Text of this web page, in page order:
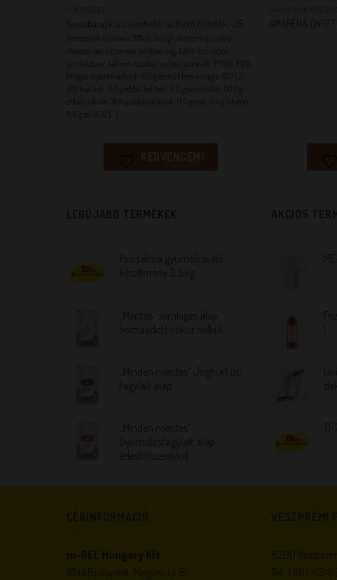
Kajszibarack ízű kenhető/süthető töltelék -35
Összetevők almavelő 33%, cukor, glükóz szirup, ivóvíz,
étkezési sav: citromsav, sűrítőanyag: E440 (citrusból),
tartósítószer: kálium-szorbát, aroma, színezék: E160b, E120
Átlagos tápértékadatok 100 g termékben energia: 873 kJ/
205 kcal zsír: 0,0 g ebből telített: 0,0 g szénhidrát: 50,8 g
ebből cukrok: 36,9 g ebből poliolok: 0,0 g rost: 0,4 g fehérje:
KEDVENCEM!
AMARENA ÖNTET
LEGÚJABB TERMÉKEK
Pirosalma gyümölcsvelő
készítmény 3,5 kg
„Mentes” semleges alap
hozzáadott cukor nélkül
„Minden mentes” Joghurt ízű
fagylalt alap
„Minden mentes”
Gyümölcsfagylalt alap
édesítőszerekkel
AKCIÓS
l
TI-
CÉGINFORMÁCIÓ
m-GEL Hungary Kft.
1044 Budapest, Megyeri út 51.
VESZPRÉMI
8200
Tel.: